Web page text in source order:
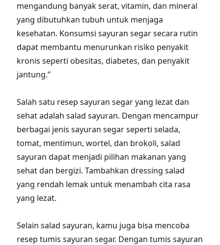
mengandung banyak serat, vitamin, dan mineral
yang dibutuhkan tubuh untuk menjaga
kesehatan. Konsumsi sayuran segar secara rutin
dapat membantu menurunkan risiko penyakit
kronis seperti obesitas, diabetes, dan penyakit
jantung.”
Salah satu resep sayuran segar yang lezat dan
sehat adalah salad sayuran. Dengan mencampur
berbagai jenis sayuran segar seperti selada,
tomat, mentimun, wortel, dan brokoli, salad
sayuran dapat menjadi pilihan makanan yang
sehat dan bergizi. Tambahkan dressing salad
yang rendah lemak untuk menambah cita rasa
yang lezat.
Selain salad sayuran, kamu juga bisa mencoba
resep tumis sayuran segar. Dengan tumis sayuran